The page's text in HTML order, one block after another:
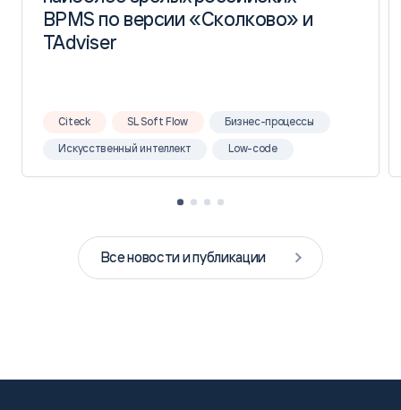
BPMS по версии «Сколково» и
TAdviser
BPMS по версии «Сколково» и
TAdviser
Citeck SL Soft Flow Бизнес-процессы
Искусственный интеллект Low-code
Все новости и публикации